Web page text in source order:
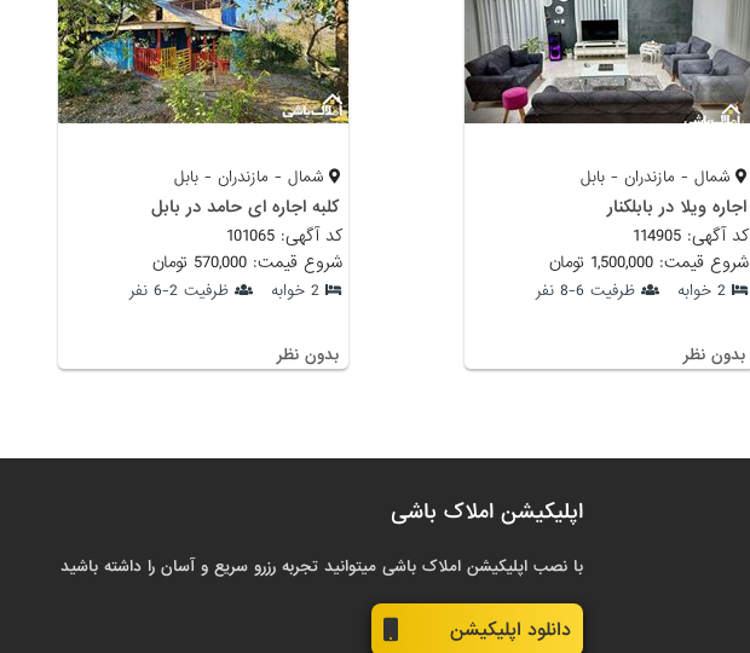
شمال - مازندران - بابل
اجاره ویلا در بابلکنار
کد آگهی: 114905
شروع قیمت: 1,500,000 تومان
2 خوابه ظرفیت 6-8 نفر
بدون نظر
شمال - مازندران - بابل
کلبه اجاره ای حامد در بابل
کد آگهی: 101065
شروع قیمت: 570,000 تومان
2 خوابه ظرفیت 2-6 نفر
بدون نظر
اپلیکیشن املاک باشی
با نصب اپلیکیشن املاک باشی میتوانید تجربه رزرو سریع و آسان را داشته باشید
دانلود اپلیکیشن